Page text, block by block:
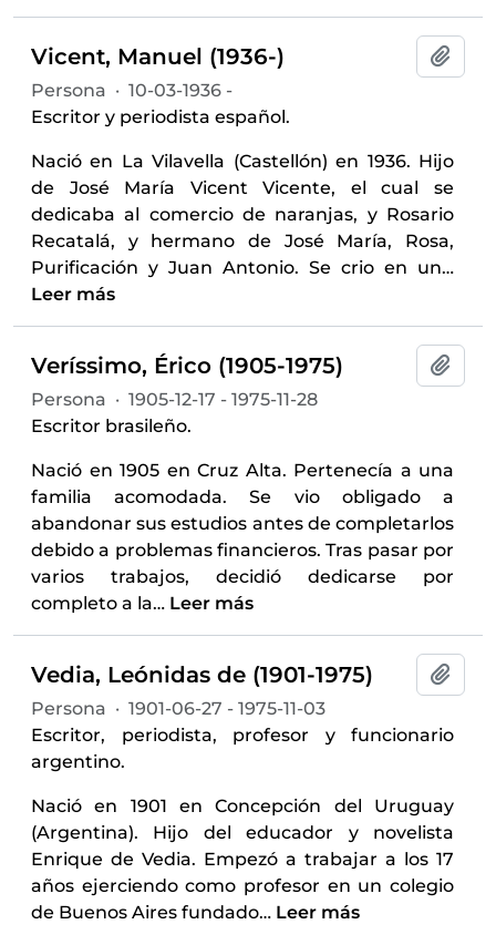
Vicent, Manuel (1936-)
Persona · 10-03-1936 -
Escritor y periodista español.
Nació en La Vilavella (Castellón) en 1936. Hijo
de José María Vicent Vicente, el cual se
dedicaba al comercio de naranjas, y Rosario
Recatalá, y hermano de José María, Rosa,
Purificación y Juan Antonio. Se crio en un…
Leer más
Veríssimo, Érico (1905-1975)
Persona · 1905-12-17 - 1975-11-28
Escritor brasileño.
Nació en 1905 en Cruz Alta. Pertenecía a una
familia acomodada. Se vio obligado a
abandonar sus estudios antes de completarlos
debido a problemas financieros. Tras pasar por
varios trabajos, decidió dedicarse por
completo a la… Leer más
Vedia, Leónidas de (1901-1975)
Persona · 1901-06-27 - 1975-11-03
Escritor, periodista, profesor y funcionario
argentino.
Nació en 1901 en Concepción del Uruguay
(Argentina). Hijo del educador y novelista
Enrique de Vedia. Empezó a trabajar a los 17
años ejerciendo como profesor en un colegio
de Buenos Aires fundado… Leer más